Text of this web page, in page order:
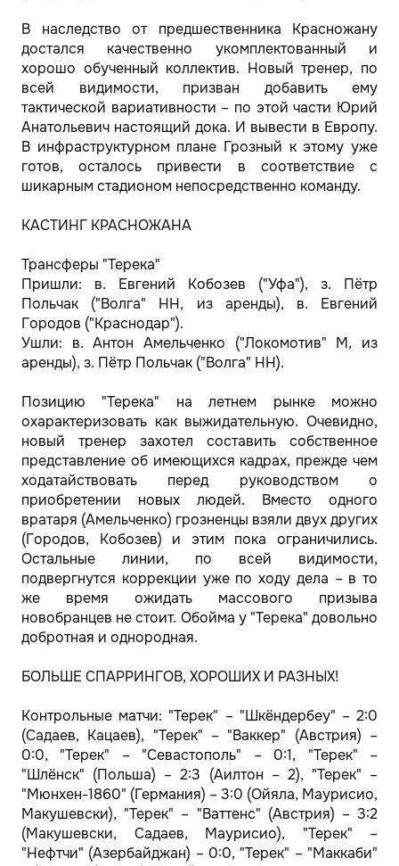
В наследство от предшественника Красножану
достался качественно укомплектованный и
хорошо обученный коллектив. Новый тренер, по
всей видимости, призван добавить ему
тактической вариативности – по этой части Юрий
Анатольевич настоящий дока. И вывести в Европу.
В инфраструктурном плане Грозный к этому уже
готов, осталось привести в соответствие с
шикарным стадионом непосредственно команду.
КАСТИНГ КРАСНОЖАНА
Трансферы "Терека"
Пришли: в. Евгений Кобозев ("Уфа"), з. Пётр
Польчак ("Волга" НН, из аренды), в. Евгений
Городов ("Краснодар").
Ушли: в. Антон Амельченко ("Локомотив" М, из
аренды), з. Пётр Польчак ("Волга" НН).
Позицию "Терека" на летнем рынке можно
охарактеризовать как выжидательную. Очевидно,
новый тренер захотел составить собственное
представление об имеющихся кадрах, прежде чем
ходатайствовать перед руководством о
приобретении новых людей. Вместо одного
вратаря (Амельченко) грозненцы взяли двух других
(Городов, Кобозев) и этим пока ограничились.
Остальные линии, по всей видимости,
подвергнутся коррекции уже по ходу дела – в то
же время ожидать массового призыва
новобранцев не стоит. Обойма у "Терека" довольно
добротная и однородная.
БОЛЬШЕ СПАРРИНГОВ, ХОРОШИХ И РАЗНЫХ!
Контрольные матчи: "Терек" – "Шкёндербеу" – 2:0
(Садаев, Кацаев), "Терек" – "Ваккер" (Австрия) –
0:0, "Терек" – "Севастополь" – 0:1, "Терек" –
"Шлёнск" (Польша) – 2:3 (Аилтон – 2), "Терек" –
"Мюнхен-1860" (Германия) – 3:0 (Ойяла, Маурисио,
Макушевски), "Терек" – "Ваттенс" (Австрия) – 3:2
(Макушевски, Садаев, Маурисио), "Терек" –
"Нефтчи" (Азербайджан) – 0:0, "Терек" – "Маккаби"